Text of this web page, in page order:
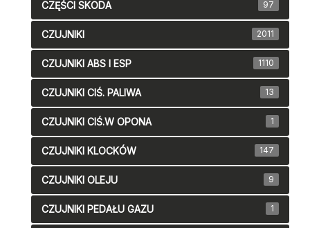
CZĘŚCI SKODA 97
CZUJNIKI 2011
CZUJNIKI ABS I ESP 1110
CZUJNIKI CIŚ. PALIWA 13
CZUJNIKI CIŚ.W OPONA 1
CZUJNIKI KLOCKÓW 147
CZUJNIKI OLEJU 9
CZUJNIKI PEDAŁU GAZU 1